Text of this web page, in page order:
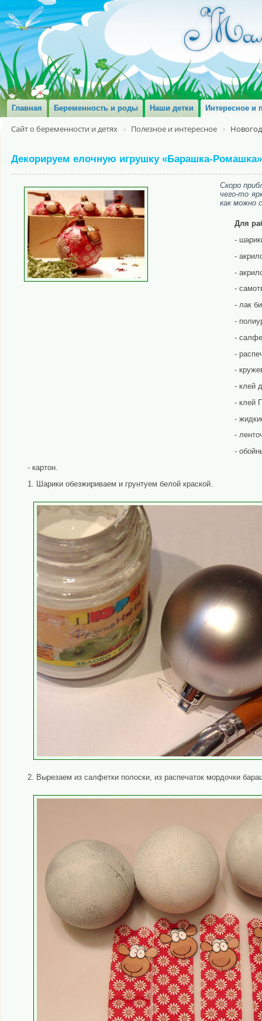
Главная Беременность и роды Наши детки Интересное и
Сайт о беременности и детях Полезное и интересное
Декорируем елочную игрушку «Барашка-
Скоро
чего-то
как можно
Для
-
-
-
-
- лак
-
-
-
-
- клей
- клей
-
-
-
- картон.
1. Шарики обезжириваем и грунтуем белой краской.
2. Вырезаем из салфетки полоски, из распечаток мордочки